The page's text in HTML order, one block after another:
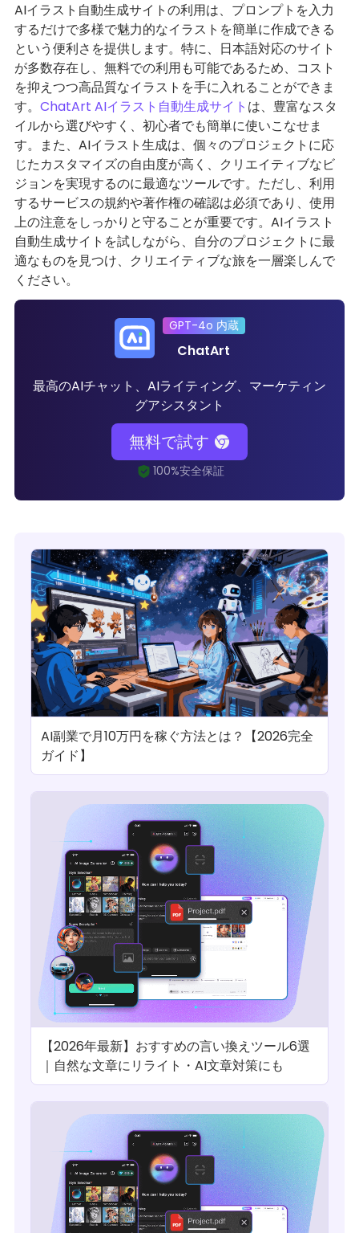
AIイラスト自動生成サイトの利用は、プロンプトを入力
するだけで多様で魅力的なイラストを簡単に作成できる
という便利さを提供します。特に、日本語対応のサイト
が多数存在し、無料での利用も可能であるため、コスト
を抑えつつ高品質なイラストを手に入れることができま
す。 ChatArt AIイラスト自動生成サイト は、豊富なスタ
イルから選びやすく、初心者でも簡単に使いこなせま
す。また、AIイラスト生成は、個々のプロジェクトに応
じたカスタマイズの自由度が高く、クリエイティブなビ
ジョンを実現するのに最適なツールです。ただし、利用
するサービスの規約や著作権の確認は必須であり、使用
上の注意をしっかりと守ることが重要です。AIイラスト
自動生成サイトを試しながら、自分のプロジェクトに最
適なものを見つけ、クリエイティブな旅を一層楽しんで
ください。
GPT-4o 内蔵
ChatArt
最高のAIチャット、AIライティング、マーケティン
グアシスタント
無料で試す
AI副業で月10万円を稼ぐ方法とは？【2026完全
ガイド】
【2026年最新】おすすめの言い換えツール6選
｜自然な文章にリライト・AI文章対策にも